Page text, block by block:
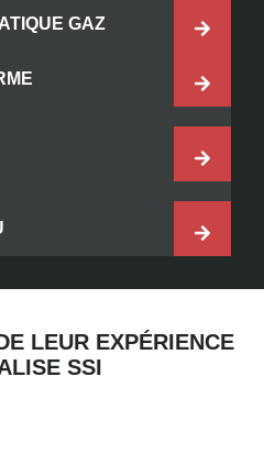
GAZ
LEUR EXPÉRIENCE
SSI